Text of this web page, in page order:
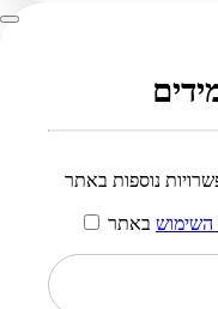
נוספות באתר
השימוש באתר